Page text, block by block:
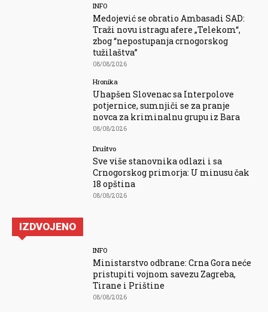
INFO
Medojević se obratio Ambasadi SAD:
Traži novu istragu afere „Telekom“,
zbog “nepostupanja crnogorskog
tužilaštva”
08/08/2026
Hronika
Uhapšen Slovenac sa Interpolove
potjernice, sumnjiči se za pranje
novca za kriminalnu grupu iz Bara
08/08/2026
Društvo
Sve više stanovnika odlazi i sa
Crnogorskog primorja: U minusu čak
18 opština
08/08/2026
IZDVOJENO
INFO
Ministarstvo odbrane: Crna Gora neće
pristupiti vojnom savezu Zagreba,
Tirane i Prištine
08/08/2026